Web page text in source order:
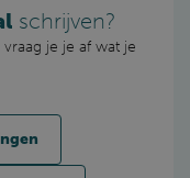
schrijven?
je je af wat je